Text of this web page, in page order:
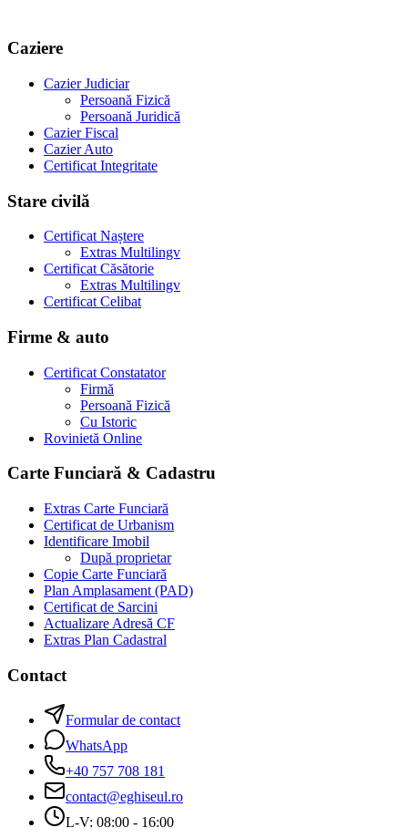
Caziere
Cazier Judiciar
Persoană Fizică
Persoană Juridică
Cazier Fiscal
Cazier Auto
Certificat Integritate
Stare civilă
Certificat Naștere
Extras Multilingv
Certificat Căsătorie
Extras Multilingv
Certificat Celibat
Firme & auto
Certificat Constatator
Firmă
Persoană Fizică
Cu Istoric
Rovinietă Online
Carte Funciară & Cadastru
Extras Carte Funciară
Certificat de Urbanism
Identificare Imobil
După proprietar
Copie Carte Funciară
Plan Amplasament (PAD)
Certificat de Sarcini
Actualizare Adresă CF
Extras Plan Cadastral
Contact
Formular de contact
WhatsApp
+40 757 708 181
contact@eghiseul.ro
L-V: 08:00 - 16:00